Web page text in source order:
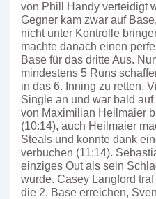
von Phill Handy verteidigt
Gegner kam zwar auf
nicht unter Kontrolle
machte danach einen
Base für das dritte Aus.
mindestens 5 Runs
in das 6. Inning zu retten.
Single an und war bald
von Maximilian Heilmaier
(10:14), auch Heilmaier
Steals und konnte dank
verbuchen (11:14).
einziges Out als sein
wurde. Casey Langford
die 2. Base erreichen,